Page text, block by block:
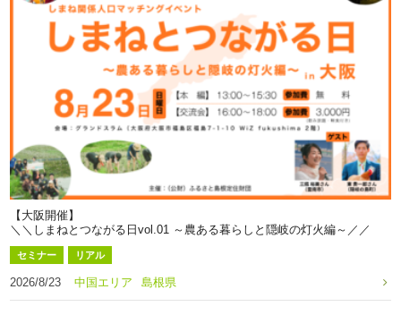
【大阪開催】
＼＼しまねとつながる日vol.01 ～農ある暮らしと隠岐の灯火編～／／
セミナー リアル
2026/8/23 中国エリア 島根県